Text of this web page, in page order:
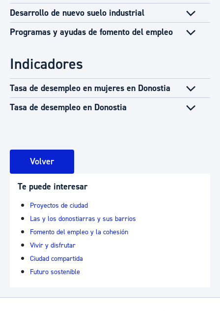
Desarrollo de nuevo suelo industrial
Programas y ayudas de fomento del empleo
Indicadores
Tasa de desempleo en mujeres en Donostia
Tasa de desempleo en Donostia
Volver
Te puede interesar
Proyectos de ciudad
Las y los donostiarras y sus barrios
Fomento del empleo y la cohesión
Vivir y disfrutar
Ciudad compartida
Futuro sostenible